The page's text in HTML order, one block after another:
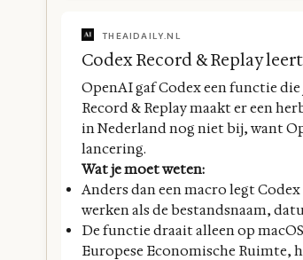
THEAIDAILY.NL
Codex Record & Replay
OpenAI gaf Codex een functie
Record & Replay maakt er een
in Nederland nog niet bij, want
lancering.
Wat je moet weten:
Anders dan een macro legt
werken als de bestandsnaam,
De functie draait alleen op
Europese Economische Ruimte,